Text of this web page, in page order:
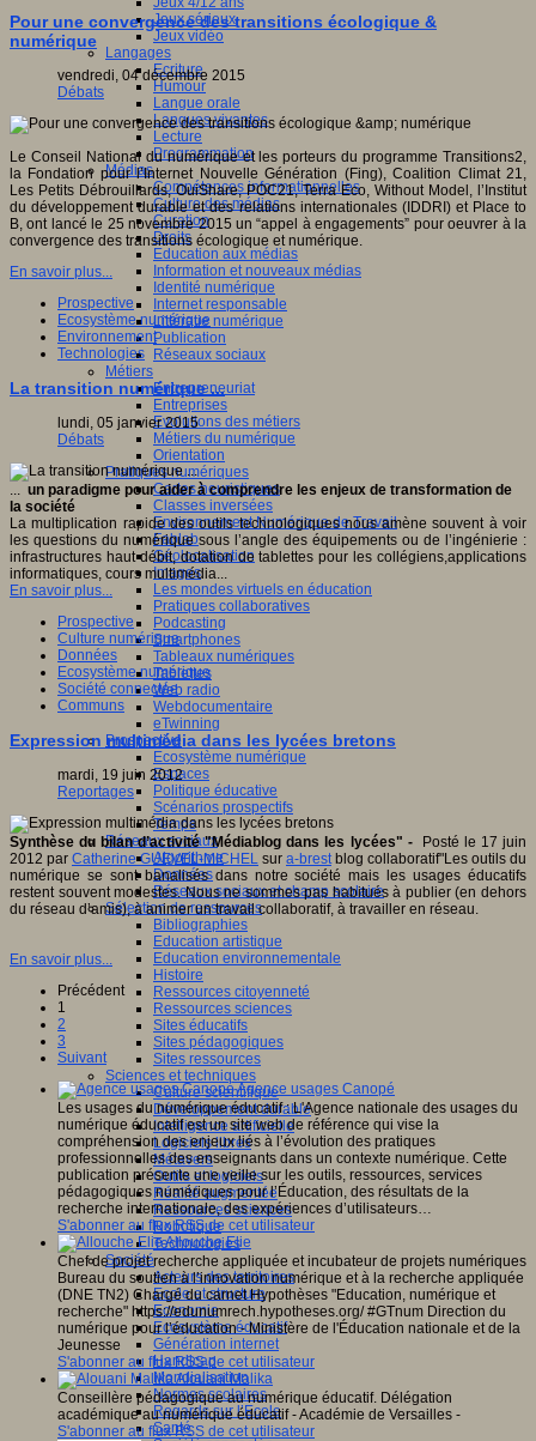
Jeux sérieux
Jeux vidéo
Langages
Ecriture
Humour
Langue orale
Langues vivantes
Lecture
Programmation
Médias
Compétences informationnelles
Culture des médias
Curation
Droits
Education aux médias
Information et nouveaux médias
Identité numérique
Internet responsable
Littératie numérique
Publication
Réseaux sociaux
Métiers
Entrepreneuriat
Entreprises
Evolutions des métiers
Métiers du numérique
Orientation
Pratiques numériques
Cartes heuristiques
Classes inversées
Environnement Numérique de Travail
Fablab
Géolocalisation
Images
Les mondes virtuels en éducation
Pratiques collaboratives
Podcasting
Smartphones
Tableaux numériques
Tablettes
Web radio
Webdocumentaire
eTwinning
Prospective
Ecosystème numérique
Espaces
Politique éducative
Scénarios prospectifs
Temps
Réseaux sociaux
Algorithme
Données
Réseaux sociaux et champ scolaire
Sélection de ressources
Bibliographies
Education artistique
Education environnementale
Histoire
Ressources citoyenneté
Ressources sciences
Sites éducatifs
Sites pédagogiques
Sites ressources
Sciences et techniques
Culture scientifique
Développement durable
Intelligence artificielle
Logiciels libres
Métavers
Outils et logiciels
Réalité augmentée
Ressources sciences
Robotique
Technologies
Société
Acteurs des territoires
Ecole et structure
Economie
Ecosystème éducatif
Génération internet
Handicap
Mondialisation
Normes scolaires
Regards sur l’Ecole
Santé
Pour une convergence des transitions écologique &
numérique
vendredi, 04 décembre 2015
Débats
Le Conseil National du numérique et les porteurs du programme Transitions2,
la Fondation pour l’Internet Nouvelle Génération (Fing), Coalition Climat 21,
Les Petits Débrouillards, OuiShare, POC21, Terra Eco, Without Model, l’Institut
du développement durable et des relations internationales (IDDRI) et Place to
B, ont lancé le 25 novembre 2015 un “appel à engagements” pour oeuvrer à la
convergence des transitions écologique et numérique.
En savoir plus...
Prospective
Ecosystème numérique
Environnement
Technologies
La transition numérique ...
lundi, 05 janvier 2015
Débats
... un paradigme pour aider à comprendre les enjeux de transformation de
la société
La multiplication rapide des outils technologiques nous amène souvent à voir
les questions du numérique sous l’angle des équipements ou de l’ingénierie :
infrastructures haut débit, dotation de tablettes pour les collégiens,applications
informatiques, cours multimédia...
En savoir plus...
Prospective
Culture numérique
Données
Ecosystème numérique
Société connectée
Communs
Expression multimédia dans les lycées bretons
mardi, 19 juin 2012
Reportages
Synthèse du bilan d’activité "Médiablog dans les lycées" -
Posté le 17 juin
2012 par Catherine GUEVEL-MICHEL sur a-brestblog collaboratif"Les outils du
numérique se sont banalisés dans notre société mais les usages éducatifs
restent souvent modestes. Nous ne sommes pas habitués à publier (en dehors
du réseau d’amis), à animer un travail collaboratif, à travailler en réseau.
En savoir plus...
Précédent
1
2
3
Suivant
Agence usages Canopé
Les usages du numérique éducatif : L'Agence nationale des usages du
numérique éducatif est un site web de référence qui vise la
compréhension des enjeux liés à l’évolution des pratiques
professionnelles des enseignants dans un contexte numérique. Cette
publication présente une veille sur les outils, ressources, services
pédagogiques numériques pour l’Éducation, des résultats de la
recherche internationale, des expériences d’utilisateurs…
S'abonner au flux RSS de cet utilisateur
Allouche Elie
Chef de projet recherche appliquée et incubateur de projets numériques
Bureau du soutien à l’innovation numérique et à la recherche appliquée
(DNE TN2) Chargé du carnet Hypothèses "Education, numérique et
recherche" https://edunumrech.hypotheses.org/ #GTnum Direction du
numérique pour l’éducation - Ministère de l'Éducation nationale et de la
Jeunesse
S'abonner au flux RSS de cet utilisateur
Alouani Malika
Conseillère pédagogique au numérique éducatif. Délégation
académique au numérique éducatif - Académie de Versailles -
S'abonner au flux RSS de cet utilisateur